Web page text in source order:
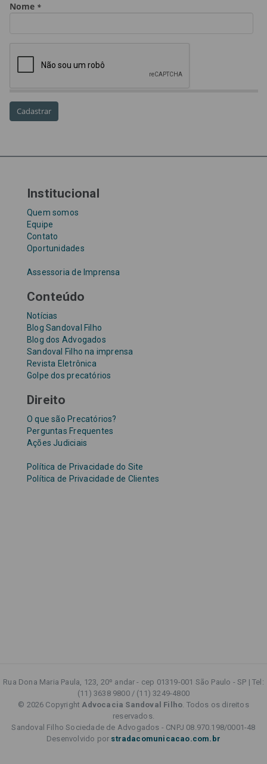
precatórios precatórios prioritários
Taxa Referencial
Institucional
Quem somos
Equipe
Contato
Oportunidades
Assessoria de Imprensa
Conteúdo
Notícias
Blog Sandoval Filho
Blog dos Advogados
Sandoval Filho na imprensa
Revista Eletrônica
Golpe dos precatórios
Direito
O que são Precatórios?
Perguntas Frequentes
Ações Judiciais
Política de Privacidade do Site
Política de Privacidade de Clientes
Rua Dona Maria Paula, 123, 20º andar - cep 01319-001 São Paulo - SP | Tel:
(11) 3638 9800 / (11) 3249-4800
© 2026 CopyrightAdvocacia Sandoval Filho. Todos os direitos
reservados.
Sandoval Filho Sociedade de Advogados - CNPJ 08.970.198/0001-48
Desenvolvido por stradacomunicacao.com.br